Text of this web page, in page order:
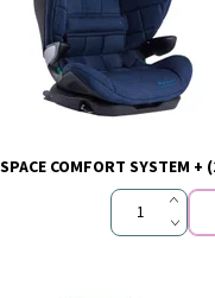
COMFORT SYSTEM +